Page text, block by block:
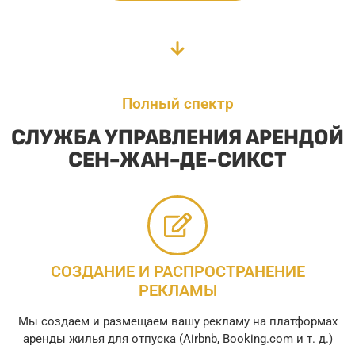
Полный спектр
СЛУЖБА УПРАВЛЕНИЯ АРЕНДОЙ
СЕН-ЖАН-ДЕ-СИКСТ
СОЗДАНИЕ И РАСПРОСТРАНЕНИЕ
РЕКЛАМЫ
Мы создаем и размещаем вашу рекламу на платформах
аренды жилья для отпуска (Airbnb, Booking.com и т. д.)